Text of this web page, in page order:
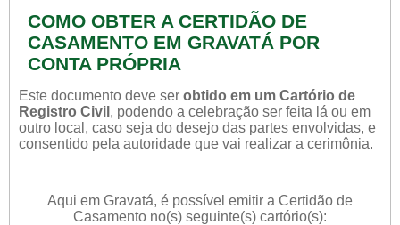
COMO OBTER A CERTIDÃO DE
CASAMENTO EM GRAVATÁ POR
CONTA PRÓPRIA
Este documento deve ser obtido em um Cartório de
Registro Civil , podendo a celebração ser feita lá ou em
outro local, caso seja do desejo das partes envolvidas, e
consentido pela autoridade que vai realizar a cerimônia.
Aqui em Gravatá, é possível emitir a Certidão de
Casamento no(s) seguinte(s) cartório(s):